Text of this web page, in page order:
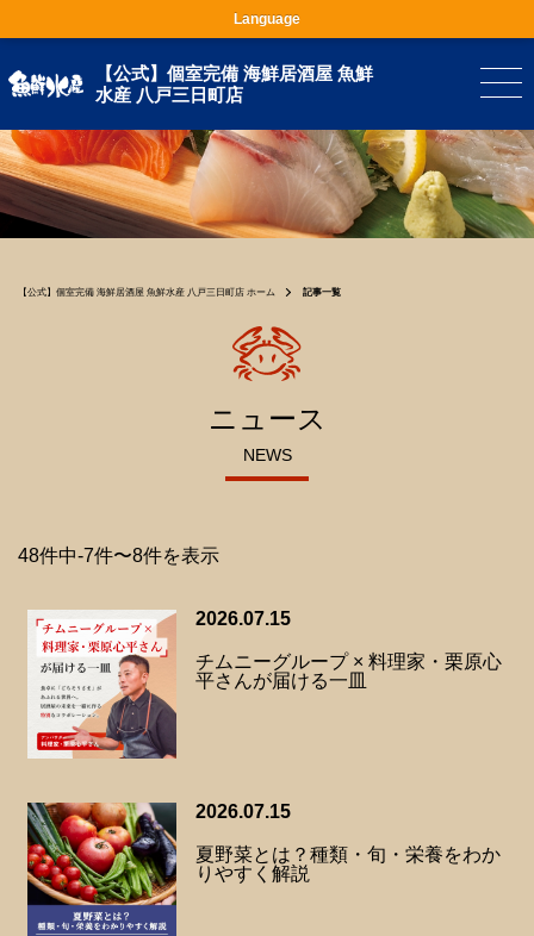
【公式】個室完備 海鮮居酒屋 魚鮮
水産 八戸三日町店
【公式】個室完備 海鮮居酒屋 魚鮮水産 八戸三日町店 ホーム 記事一覧
ニュース
NEWS
48件中-7件〜8件を表示
2026.07.15
チムニーグループ × 料理家・栗原心
平さんが届ける一皿
2026.07.15
夏野菜とは？種類・旬・栄養をわか
りやすく解説
Language